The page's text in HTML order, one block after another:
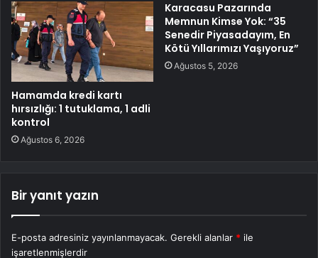
Hamamda kredi kartı
hırsızlığı: 1 tutuklama, 1 adli
kontrol
Ağustos 6, 2026
Karacasu Pazarında
Memnun Kimse Yok: “35
Senedir Piyasadayım, En
Kötü Yıllarımızı Yaşıyoruz”
Ağustos 5, 2026
Bir yanıt yazın
E-posta adresiniz yayınlanmayacak. Gerekli alanlar * ile
işaretlenmişlerdir